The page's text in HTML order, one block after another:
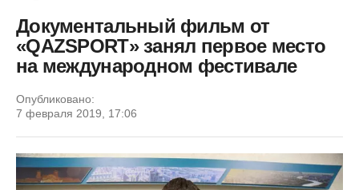
Документальный фильм от
«QAZSPORT» занял первое место
на международном фестивале
Опубликовано:
7 февраля 2019, 17:06